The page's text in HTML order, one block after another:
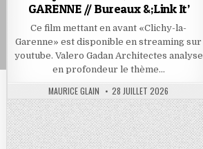
GARENNE // Bureaux &;Link It’
Ce film mettant en avant «Clichy-la-
Garenne» est disponible en streaming sur
youtube. Valero Gadan Architectes analyse
en profondeur le thème…
AUTHOR:
MAURICE GLAIN PUBLISHED
DATE:
28 JUILLET 2026